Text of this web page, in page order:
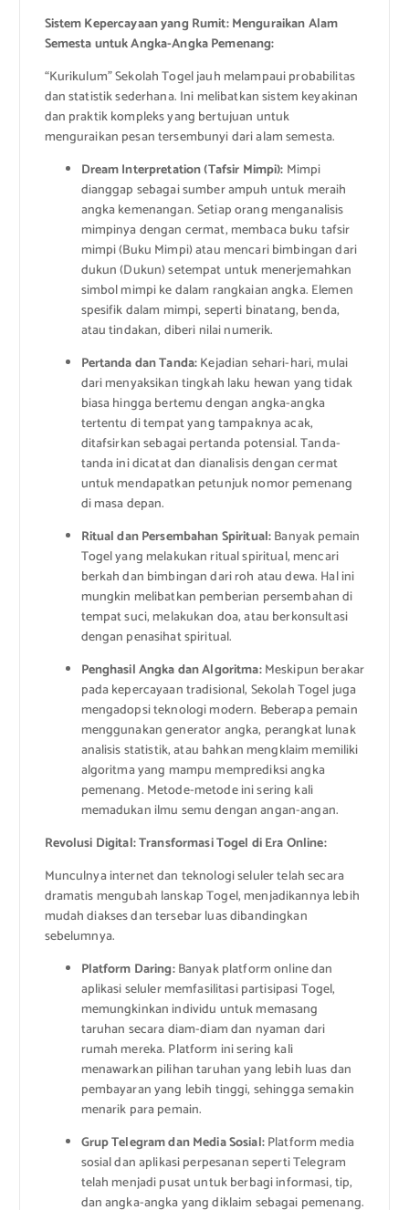
Sistem Kepercayaan yang Rumit: Menguraikan Alam
Semesta untuk Angka-Angka Pemenang:
“Kurikulum” Sekolah Togel jauh melampaui probabilitas
dan statistik sederhana. Ini melibatkan sistem keyakinan
dan praktik kompleks yang bertujuan untuk
menguraikan pesan tersembunyi dari alam semesta.
Dream Interpretation (Tafsir Mimpi): Mimpi
dianggap sebagai sumber ampuh untuk meraih
angka kemenangan. Setiap orang menganalisis
mimpinya dengan cermat, membaca buku tafsir
mimpi (Buku Mimpi) atau mencari bimbingan dari
dukun (Dukun) setempat untuk menerjemahkan
simbol mimpi ke dalam rangkaian angka. Elemen
spesifik dalam mimpi, seperti binatang, benda,
atau tindakan, diberi nilai numerik.
Pertanda dan Tanda:Kejadian sehari-hari, mulai
dari menyaksikan tingkah laku hewan yang tidak
biasa hingga bertemu dengan angka-angka
tertentu di tempat yang tampaknya acak,
ditafsirkan sebagai pertanda potensial. Tanda-
tanda ini dicatat dan dianalisis dengan cermat
untuk mendapatkan petunjuk nomor pemenang
di masa depan.
Ritual dan Persembahan Spiritual:Banyak pemain
Togel yang melakukan ritual spiritual, mencari
berkah dan bimbingan dari roh atau dewa. Hal ini
mungkin melibatkan pemberian persembahan di
tempat suci, melakukan doa, atau berkonsultasi
dengan penasihat spiritual.
Penghasil Angka dan Algoritma:Meskipun berakar
pada kepercayaan tradisional, Sekolah Togel juga
mengadopsi teknologi modern. Beberapa pemain
menggunakan generator angka, perangkat lunak
analisis statistik, atau bahkan mengklaim memiliki
algoritma yang mampu memprediksi angka
pemenang. Metode-metode ini sering kali
memadukan ilmu semu dengan angan-angan.
Revolusi Digital: Transformasi Togel di Era Online:
Munculnya internet dan teknologi seluler telah secara
dramatis mengubah lanskap Togel, menjadikannya lebih
mudah diakses dan tersebar luas dibandingkan
sebelumnya.
Platform Daring:Banyak platform online dan
aplikasi seluler memfasilitasi partisipasi Togel,
memungkinkan individu untuk memasang
taruhan secara diam-diam dan nyaman dari
rumah mereka. Platform ini sering kali
menawarkan pilihan taruhan yang lebih luas dan
pembayaran yang lebih tinggi, sehingga semakin
menarik para pemain.
Grup Telegram dan Media Sosial:Platform media
sosial dan aplikasi perpesanan seperti Telegram
telah menjadi pusat untuk berbagi informasi, tip,
dan angka-angka yang diklaim sebagai pemenang.